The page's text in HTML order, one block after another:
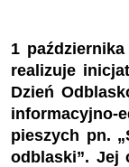
1
realizuje
Dzień
informacyjno-
pieszych pn.
odblaski”. Jej